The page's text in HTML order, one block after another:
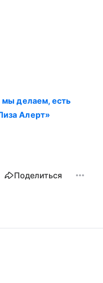
мы делаем, есть
Алерт»
Поделиться